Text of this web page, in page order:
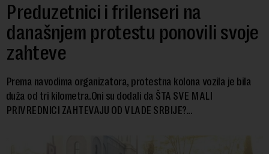
Preduzetnici i frilenseri na
današnjem protestu ponovili svoje
zahteve
Prema navodima organizatora, protestna kolona vozila je bila
duža od tri kilometra.Oni su dodali da ŠTA SVE MALI
PRIVREDNICI ZAHTEVAJU OD VLADE SRBIJE?...